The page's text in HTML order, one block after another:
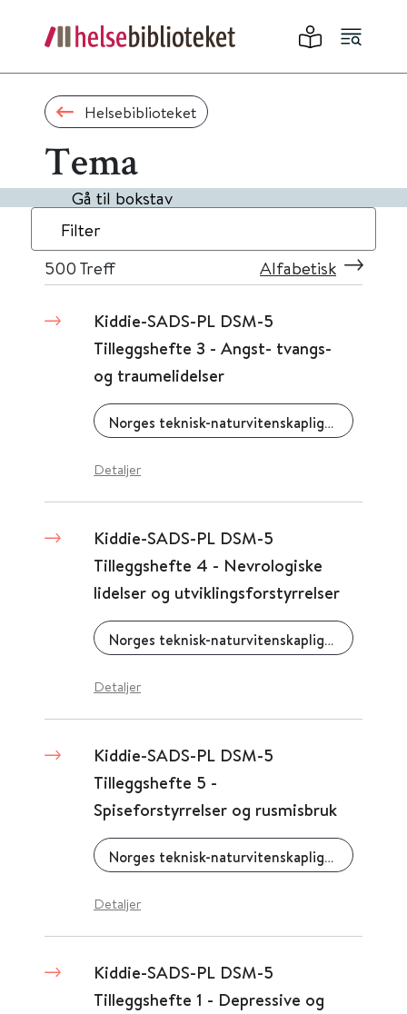
Helsebiblioteket
Tema
Gå til bokstav
Filter
500 Treff Alfabetisk
Kiddie-SADS-PL DSM-5
Tilleggshefte 3 - Angst- tvangs-
og traumelidelser
Norges teknisk-naturvitenskaplige universitet (NTNU)
Detaljer
Kiddie-SADS-PL DSM-5
Tilleggshefte 4 - Nevrologiske
lidelser og utviklingsforstyrrelser
Norges teknisk-naturvitenskaplige universitet (NTNU)
Detaljer
Kiddie-SADS-PL DSM-5
Tilleggshefte 5 -
Spiseforstyrrelser og rusmisbruk
Norges teknisk-naturvitenskaplige universitet (NTNU)
Detaljer
Kiddie-SADS-PL DSM-5
Tilleggshefte 1 - Depressive og